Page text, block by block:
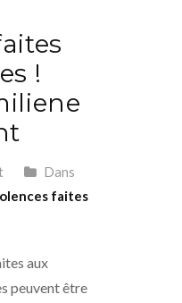
!
Dans
faites
aux
peuvent être